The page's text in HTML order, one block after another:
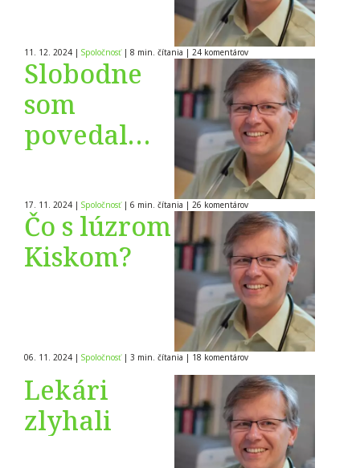
11. 12. 2024 | Spoločnosť | 8 min. čítania | 24 komentárov
Slobodne
som
povedal…
17. 11. 2024 | Spoločnosť | 6 min. čítania | 26 komentárov
Čo s lúzrom
Kiskom?
06. 11. 2024 | Spoločnosť | 3 min. čítania | 18 komentárov
Lekári
zlyhali